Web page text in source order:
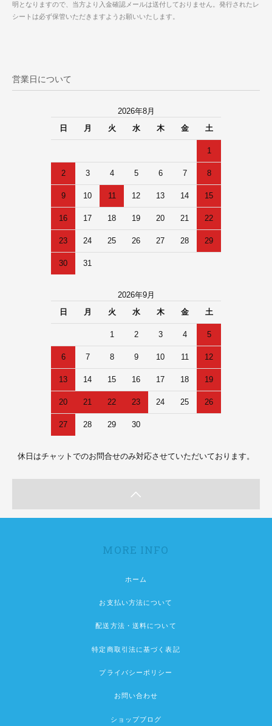
明となりますので、当方より入金確認メールは送付しておりません。発行されたレ
シートは必ず保管いただきますようお願いいたします。
営業日について
2026年8月
日
月 火 水 木 金 土
1
2 3 4 5 6 7 8
9 10 11 12 13 14 15
16 17 18 19 20 21 22
23 24 25 26 27 28 29
30 31
2026年9月
日
月 火 水 木 金 土
1 2 3 4 5
6 7 8 9 10 11 12
13 14 15 16 17 18 19
20 21 22 23 24 25 26
27 28 29 30
休日はチャットでのお問合せのみ対応させていただいております。
MORE INFO
ホーム
お支払い方法について
配送方法・送料について
特定商取引法に基づく表記
プライバシーポリシー
お問い合わせ
ショップブログ